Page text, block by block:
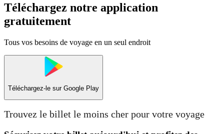
Téléchargez notre application
gratuitement
Tous vos besoins de voyage en un seul endroit
Téléchargez-le sur Google Play
Trouvez le billet le moins cher pour votre voyage